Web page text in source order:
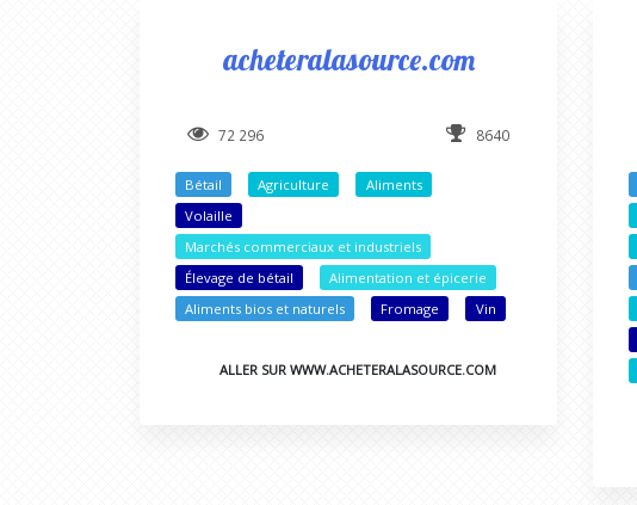
acheteralasource.com
72 296 8640
Bétail Agriculture
Aliments
Volaille
Marchés commerciaux et industriels
Élevage de bétail
Alimentation et épicerie
Aliments bios et naturels
Fromage Vin
ALLER SUR WWW.ACHETERALASOURCE.COM